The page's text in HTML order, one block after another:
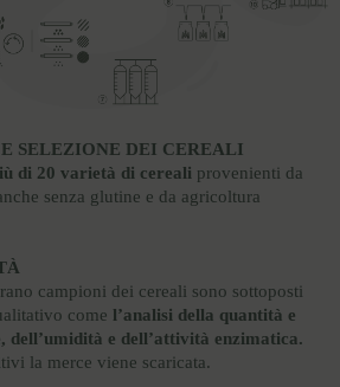
SELEZIONE DEI CEREALI
di 20 varietà di cereali provenienti da
senza glutine e da agricoltura
campioni dei cereali sono sottoposti
come l’analisi della quantità e
dell’umidità e dell’attività enzimatica.
la merce viene scaricata.